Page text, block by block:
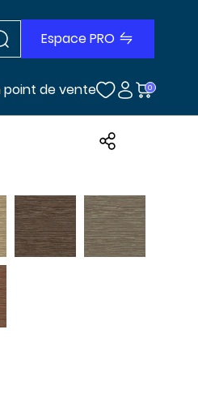
Rechercher dans le site
Espace PRO
point de vente 0